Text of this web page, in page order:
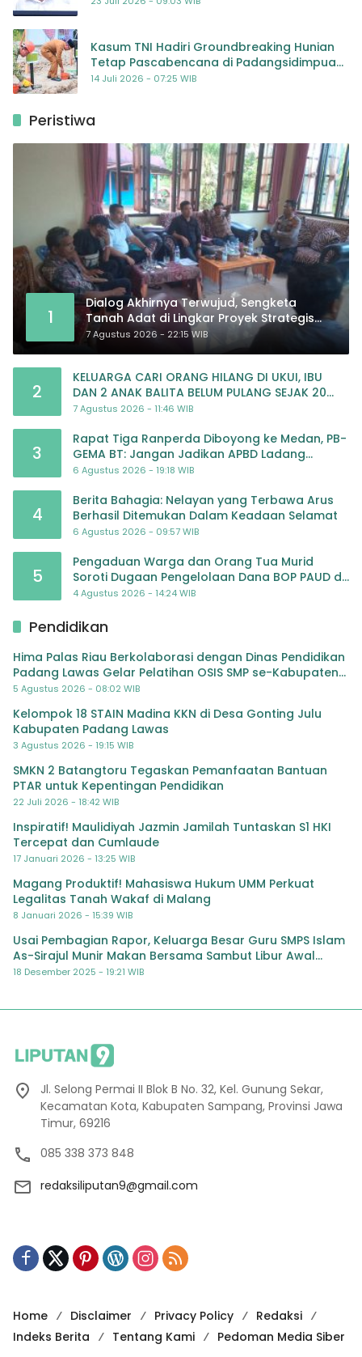
Kasum TNI Hadiri Groundbreaking Hunian
Tetap Pascabencana di Padangsidimpuan,
Harapan Baru bagi Penyintas
14 Juli 2026 - 07:25 WIB
Peristiwa
1
Dialog Akhirnya Terwujud, Sengketa
Tanah Adat di Lingkar Proyek Strategis
Nasional Memasuki Babak Baru
7 Agustus 2026 - 22:15 WIB
2
KELUARGA CARI ORANG HILANG DI UKUI, IBU
DAN 2 ANAK BALITA BELUM PULANG SEJAK 20
JULI 2026
7 Agustus 2026 - 11:46 WIB
3
Rapat Tiga Ranperda Diboyong ke Medan, PB-
GEMA BT: Jangan Jadikan APBD Ladang
Pembiayaan yang Tak Perlu
6 Agustus 2026 - 19:18 WIB
4
Berita Bahagia: Nelayan yang Terbawa Arus
Berhasil Ditemukan Dalam Keadaan Selamat
6 Agustus 2026 - 09:57 WIB
5
Pengaduan Warga dan Orang Tua Murid
Soroti Dugaan Pengelolaan Dana BOP PAUD di
TK Al-Ikhlas Tapanuli Selatan
4 Agustus 2026 - 14:24 WIB
Pendidikan
Hima Palas Riau Berkolaborasi dengan Dinas Pendidikan
Padang Lawas Gelar Pelatihan OSIS SMP se-Kabupaten
Padang Lawas
5 Agustus 2026 - 08:02 WIB
Kelompok 18 STAIN Madina KKN di Desa Gonting Julu
Kabupaten Padang Lawas
3 Agustus 2026 - 19:15 WIB
SMKN 2 Batangtoru Tegaskan Pemanfaatan Bantuan
PTAR untuk Kepentingan Pendidikan
22 Juli 2026 - 18:42 WIB
Inspiratif! Maulidiyah Jazmin Jamilah Tuntaskan S1 HKI
Tercepat dan Cumlaude
17 Januari 2026 - 13:25 WIB
Magang Produktif! Mahasiswa Hukum UMM Perkuat
Legalitas Tanah Wakaf di Malang
8 Januari 2026 - 15:39 WIB
Usai Pembagian Rapor, Keluarga Besar Guru SMPS Islam
As-Sirajul Munir Makan Bersama Sambut Libur Awal
Semester
18 Desember 2025 - 19:21 WIB
Jl. Selong Permai II Blok B No. 32, Kel. Gunung Sekar,
Kecamatan Kota, Kabupaten Sampang, Provinsi Jawa
Timur, 69216
085 338 373 848
redaksiliputan9@gmail.com
Home Disclaimer Privacy Policy
Redaksi
Indeks Berita
Tentang Kami Pedoman Media Siber